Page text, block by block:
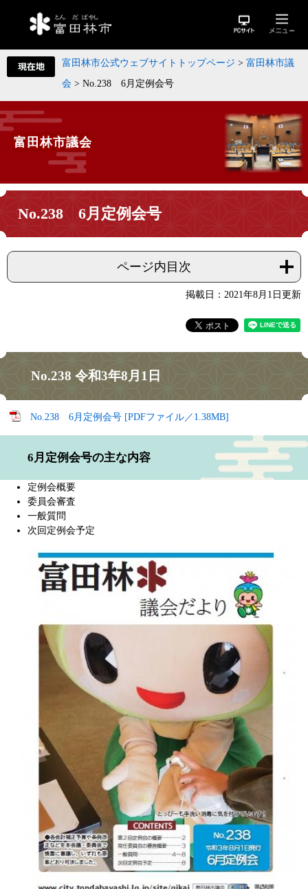
富田林市公式ウェブサイトトップページ > 富田林市議
会 > No.238 6月定例会号
富田林市議会
No.238 6月定例会号
ページ内目次
掲載日：2021年8月1日更新
No.238 令和3年8月1日
No.238 6月定例会号 [PDFファイル／1.38MB]
6月定例会号の主な内容
定例会概要
委員会審査
一般質問
次回定例会予定